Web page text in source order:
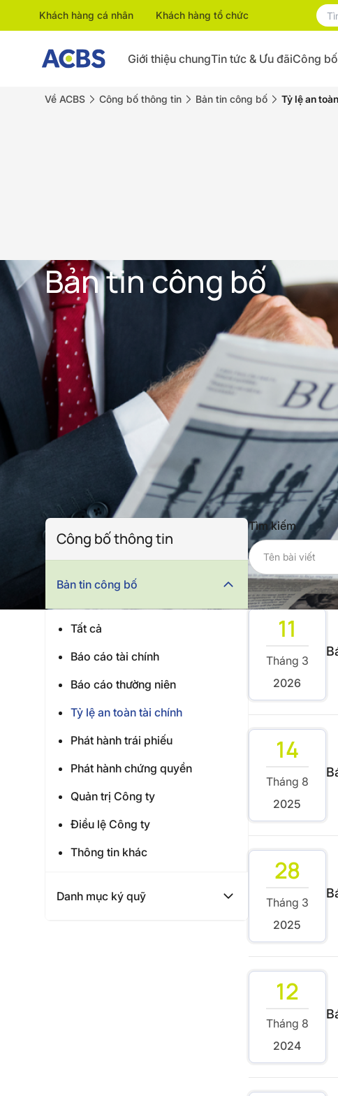
Khách hàng cá nhân Khách hàng tổ chức
Giới thiệu chungTin tức & Ưu đãiCông
Về ACBS Công bố thông tin Bản tin công bố Tỷ lệ an
Bản tin công bố
Công bố thông tin
Bản tin công bố
Tất cả
Báo cáo tài chính
Báo cáo thường niên
Tỷ lệ an toàn tài chính
Phát hành trái phiếu
Phát hành chứng quyền
Quản trị Công ty
Điều lệ Công ty
Thông tin khác
Danh mục ký quỹ
Tìm kiếm
11
Tháng 3
2026
14
Tháng 8
2025
28
Tháng 3
2025
12
Tháng 8
2024